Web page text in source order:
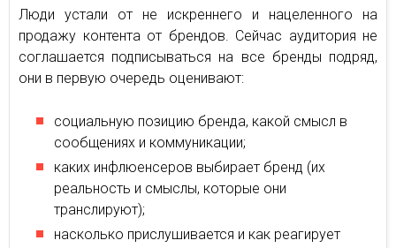
Люди устали от не искреннего и нацеленного на
продажу контента от брендов. Сейчас аудитория не
соглашается подписываться на все бренды подряд,
они в первую очередь оценивают:
социальную позицию бренда, какой смысл в
сообщениях и коммуникации;
каких инфлюенсеров выбирает бренд (их
реальность и смыслы, которые они
транслируют);
насколько прислушивается и как реагирует